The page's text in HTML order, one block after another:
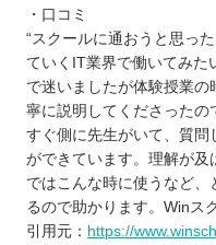
・口コミ
“スクールに通おうと思っ
ていくIT業界で働いてみた
で迷いましたが体験授業
寧に説明してくださったの
すぐ側に先生がいて、質問
ができています。理解が
ではこんな時に使うなど、
るので助かります。Winス
引用元： https://